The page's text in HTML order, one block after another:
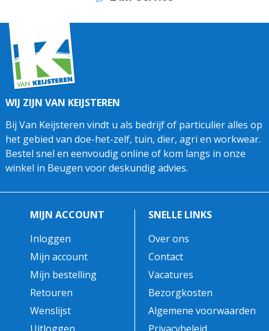
WIJ ZIJN VAN KEIJSTEREN
Bij Van Keijsteren vindt u als bedrijf of particulier alles op
het gebied van doe-het-zelf, tuin, dier, agri en workwear.
Bestel snel en eenvoudig online of kom langs in onze
winkel in Beugen voor deskundig advies.
MIJN ACCOUNT
Inloggen
Mijn account
Mijn bestelling
Retouren
Wenslijst
SNELLE LINKS
Over ons
Contact
Vacatures
Bezorgkosten
Algemene voorwaarden